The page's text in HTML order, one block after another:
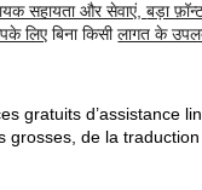
सहायता और सेवाएं ,बड़ा
लिए बिना किसीलागत के
gratuits d’assistance
grosses, de la